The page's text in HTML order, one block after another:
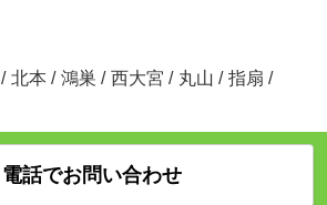
/ 北本 / 鴻巣 / 西大宮 / 丸山 / 指扇 /
電話でお問い合わせ